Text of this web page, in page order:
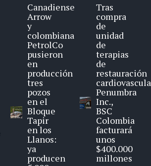
Canadiense
Arrow
y
colombiana
PetrolCo
pusieron
en
producción
tres
pozos
en el
Bloque
Tapir
en los
Llanos:
ya
producen
Tras
compra
de
unidad
de
terapias
de
restauración
Penumbra
Inc.,
BSC
Colombia
facturará
unos
$400.000
millones